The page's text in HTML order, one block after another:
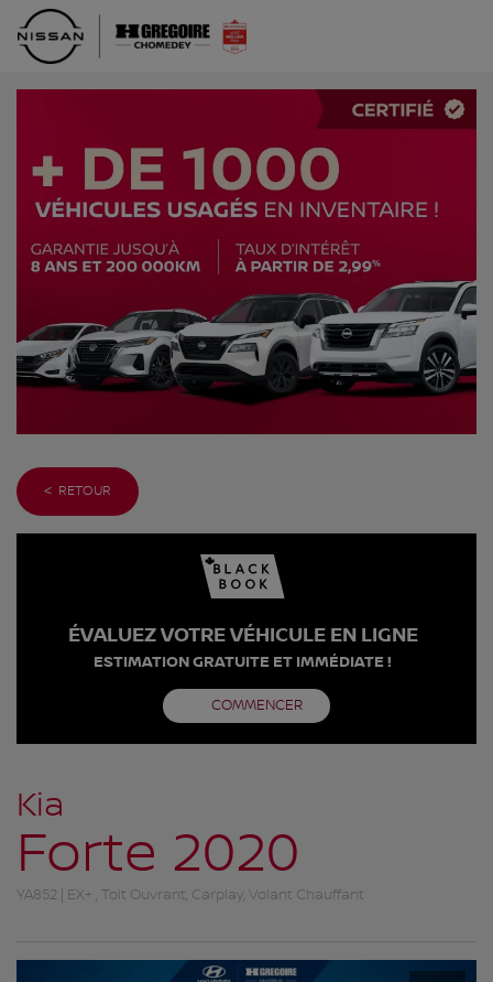
< RETOUR
ÉVALUEZ VOTRE VÉHICULE EN LIGNE
ESTIMATION GRATUITE ET IMMÉDIATE !
COMMENCER
Kia
Forte 2020
YA852 | EX+ , Toit Ouvrant, Carplay, Volant Chauffant